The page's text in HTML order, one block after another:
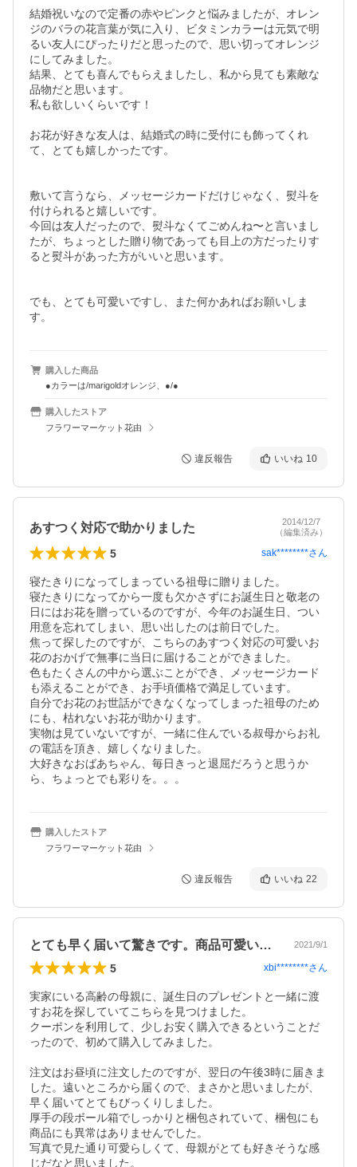
結婚祝いなので定番の赤やピンクと悩みましたが、オレン
ジのバラの花言葉が気に入り、ビタミンカラーは元気で明
るい友人にぴったりだと思ったので、思い切ってオレンジ
にしてみました。
結果、とても喜んでもらえましたし、私から見ても素敵な
品物だと思います。
私も欲しいくらいです！
お花が好きな友人は、結婚式の時に受付にも飾ってくれ
て、とても嬉しかったです。
敷いて言うなら、メッセージカードだけじゃなく、熨斗を
付けられると嬉しいです。
今回は友人だったので、熨斗なくてごめんね〜と言いまし
たが、ちょっとした贈り物であっても目上の方だったりす
ると熨斗があった方がいいと思います。
でも、とても可愛いですし、また何かあればお願いしま
す。
購入した商品
●カラーは/marigoldオレンジ、●/●
購入したストア
フラワーマーケット花由
違反報告 いいね 10
あすつく対応で助かりました
2014/12/7
（編集済み）
5 sak********さん
寝たきりになってしまっている祖母に贈りました。
寝たきりになってから一度も欠かさずにお誕生日と敬老の
日にはお花を贈っているのですが、今年のお誕生日、つい
用意を忘れてしまい、思い出したのは前日でした。
焦って探したのですが、こちらのあすつく対応の可愛いお
花のおかげで無事に当日に届けることができました。
色もたくさんの中から選ぶことができ、メッセージカード
も添えることができ、お手頃価格で満足しています。
自分でお花のお世話ができなくなってしまった祖母のため
にも、枯れないお花が助かります。
実物は見ていないですが、一緒に住んでいる叔母からお礼
の電話を頂き、嬉しくなりました。
大好きなおばあちゃん、毎日きっと退屈だろうと思うか
ら、ちょっとでも彩りを。。。
購入したストア
フラワーマーケット花由
違反報告 いいね 22
とても早く届いて驚きです。商品可愛いです 2021/9/1
5 xbi********さん
実家にいる高齢の母親に、誕生日のプレゼントと一緒に渡
すお花を探していてこちらを見つけました。
クーポンを利用して、少しお安く購入できるということだ
ったので、初めて購入してみました。
注文はお昼頃に注文したのですが、翌日の午後3時に届きま
した。遠いところから届くので、まさかと思いましたが、
早く届いてとてもびっくりしました。
厚手の段ボール箱でしっかりと梱包されていて、梱包にも
商品にも異常はありませんでした。
写真で見た通り可愛らしくて、母親がとても好きそうな感
じだなと思いました。